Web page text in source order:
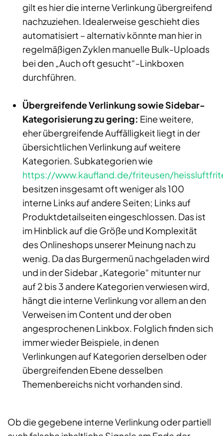
gilt es hier die interne Verlinkung übergreifend
nachzuziehen. Idealerweise geschieht dies
automatisiert – alternativ könnte man hier in
regelmäßigen Zyklen manuelle Bulk-Uploads
bei den „Auch oft gesucht“-Linkboxen
durchführen.
Übergreifende Verlinkung sowie Sidebar-
Kategorisierung zu gering: Eine weitere,
eher übergreifende Auffälligkeit liegt in der
übersichtlichen Verlinkung auf weitere
Kategorien. Subkategorien wie
https://www.kaufland.de/friteusen/
besitzen insgesamt oft weniger als 100
interne Links auf andere Seiten; Links auf
Produktdetailseiten eingeschlossen. Das ist
im Hinblick auf die Größe und Komplexität
des Onlineshops unserer Meinung nach zu
wenig. Da das Burgermenü nachgeladen wird
und in der Sidebar „Kategorie“ mitunter nur
auf 2 bis 3 andere Kategorien verwiesen wird,
hängt die interne Verlinkung vor allem an den
Verweisen im Content und der oben
angesprochenen Linkbox. Folglich finden sich
immer wieder Beispiele, in denen
Verlinkungen auf Kategorien derselben oder
übergreifenden Ebene desselben
Themenbereichs nicht vorhanden sind.
Ob die gegebene interne Verlinkung oder partiell